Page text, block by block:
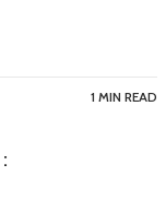
1 MIN READ